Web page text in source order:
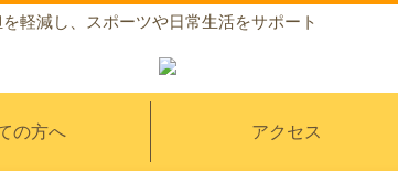
軽減し、スポーツや日常生活をサポート
の方へ アクセス